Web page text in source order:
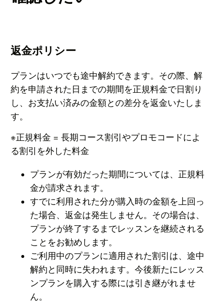
返金ポリシー
プランはいつでも途中解約できます。その際、解
約を申請された日までの期間を正規料金で日割り
し、お支払い済みの金額との差分を返金いたしま
す。
※正規料金 = 長期コース割引やプロモコードによ
る割引を外した料金
プランが有効だった期間については、正規料
金が請求されます。
すでに利用された分が購入時の金額を上回っ
た場合、返金は発生しません。その場合は、
プランが終了するまでレッスンを継続される
ことをお勧めします。
ご利用中のプランに適用された割引は、途中
解約と同時に失われます。今後新たにレッス
ンプランを購入する際には引き継がれませ
ん。